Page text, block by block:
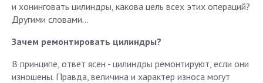
и хонинговать цилиндры, какова цель всех этих операций?
Другими словами...
Зачем ремонтировать цилиндры?
В принципе, ответ ясен - цилиндры ремонтируют, если они
изношены. Правда, величина и характер износа могут